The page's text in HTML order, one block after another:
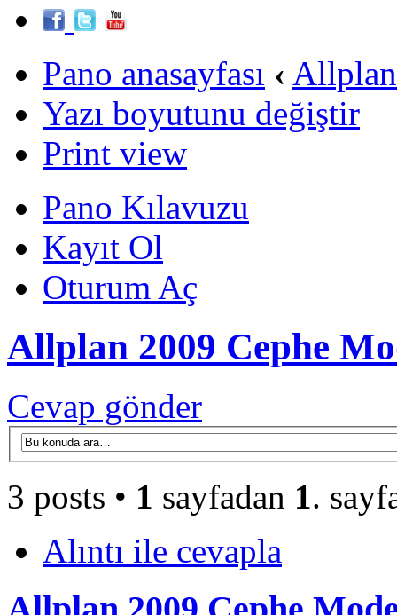
Pano anasayfası ‹
Yazı boyutunu değiştir
Print view
Pano Kılavuzu
Kayıt Ol
Oturum Aç
Allplan 2009 Cephe
Cevap gönder
3 posts • 1 sayfadan 1.
Alıntı ile cevapla